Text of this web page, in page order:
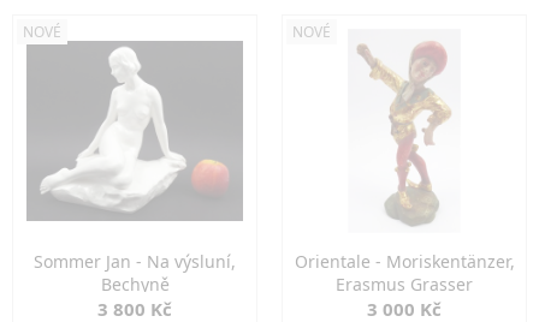
NOVÉ
Sommer Jan - Na výsluní,
Bechyně
3 800 Kč
NOVÉ
Orientale - Moriskentänzer,
Erasmus Grasser
3 000 Kč